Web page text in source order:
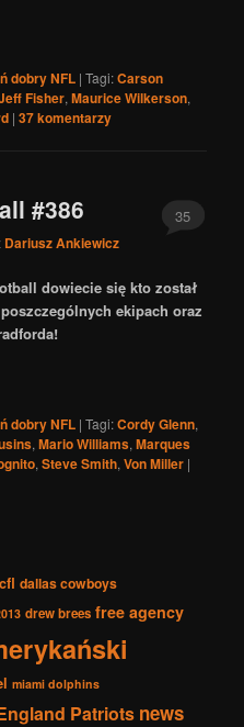
dobry NFL |Tagi:Carson
Fisher,Maurice Wilkerson,
|37komentarzy
#386
Dariusz Ankiewicz
35
dowiecie się kto został
ekipach oraz
dobry NFL |Tagi:Cordy Glenn,
,Mario Williams,Marques
,Steve Smith,Von Miller |
cfl dallas cowboys
drew brees free agency
miami dolphins
Patriots news